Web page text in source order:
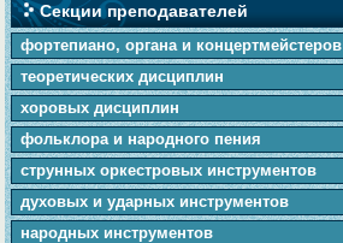
Секции преподавателей
фортепиано, органа и концертмейстеров
теоретических дисциплин
хоровых дисциплин
фольклора и народного пения
cтpунныx оркестровых инструментов
духовых и ударных инструментов
народных инструментов